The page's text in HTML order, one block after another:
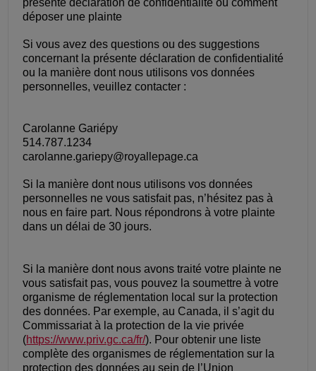
déposer une plainte
Si vous avez des questions ou des suggestions
concernant la présente déclaration de confidentialité
ou la manière dont nous utilisons vos données
personnelles, veuillez contacter :
Carolanne Gariépy
514.787.1234
carolanne.gariepy@royallepage.ca
Si la manière dont nous utilisons vos données
personnelles ne vous satisfait pas, n’hésitez pas à
nous en faire part. Nous répondrons à votre plainte
dans un délai de 30 jours.
Si la manière dont nous avons traité votre plainte ne
vous satisfait pas, vous pouvez la soumettre à votre
organisme de réglementation local sur la protection
des données. Par exemple, au Canada, il s’agit du
Commissariat à la protection de la vie privée
(https://www.priv.gc.ca/fr/). Pour obtenir une liste
complète des organismes de réglementation sur la
protection des données au sein de l’Union